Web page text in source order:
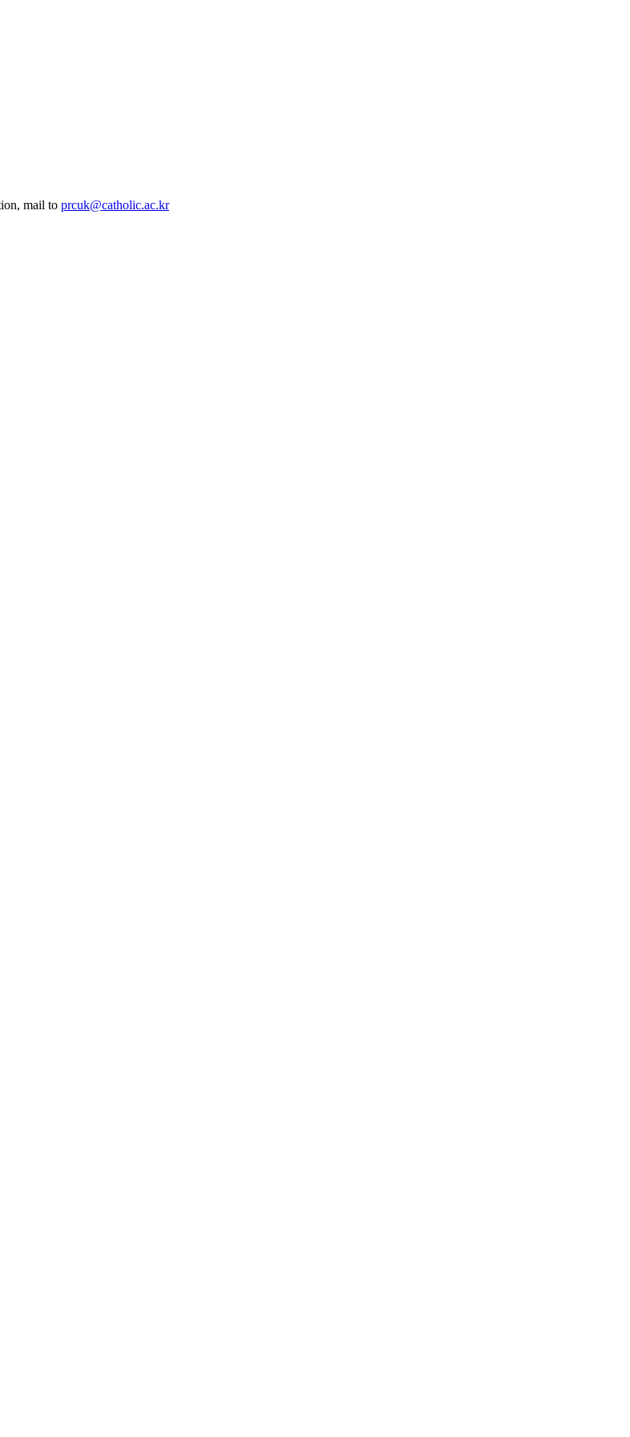
mail to prcuk@catholic.ac.kr